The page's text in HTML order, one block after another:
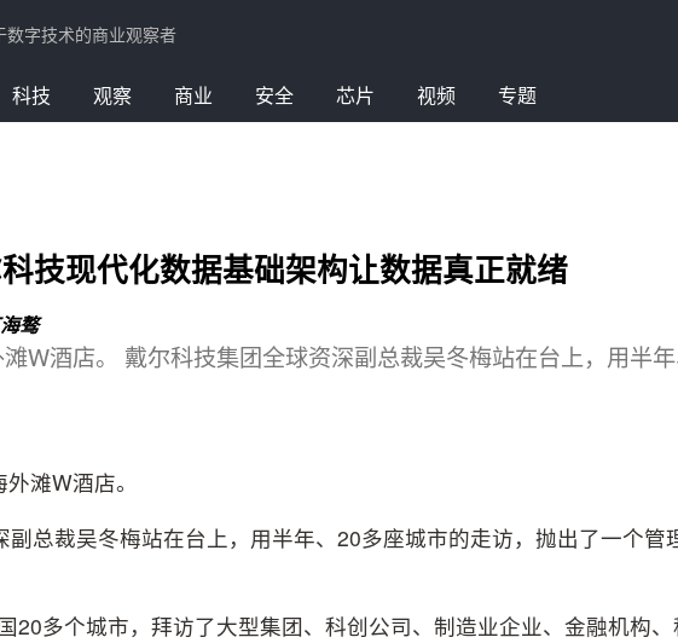
数字技术的商业观察者
科技 观察 商业 安全 芯片 视频 专题
技现代化数据基础架构让数据真正就绪
骜
W酒店。 戴尔科技集团全球资深副总裁吴冬梅站在台上，用半
滩W酒店。
副总裁吴冬梅站在台上，用半年、20多座城市的走访，抛出了一个管
20多个城市，拜访了大型集团、科创公司、制造业企业、金融机构